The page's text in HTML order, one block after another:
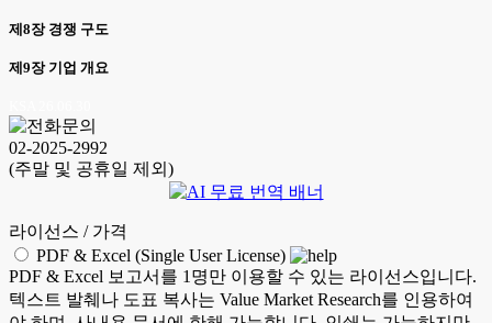
제8장 경쟁 구도
제9장 기업 개요
02-2025-2992
(주말 및 공휴일 제외)
라이선스 / 가격
PDF & Excel (Single User License)
PDF & Excel 보고서를 1명만 이용할 수 있는 라이선스입니다.
텍스트 발췌나 도표 복사는 Value Market Research를 인용하여